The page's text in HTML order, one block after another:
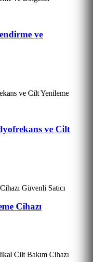
ve
ve Cilt
Güvenli Satıcı
Cihazı